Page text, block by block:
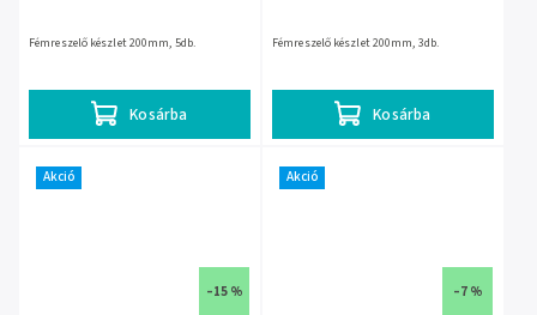
Kosárba
Fémreszelő készlet 200mm, 5db.
Kosárba
Fémreszelő készlet 200mm, 3db.
Akció
–15 %
Akció
–7 %